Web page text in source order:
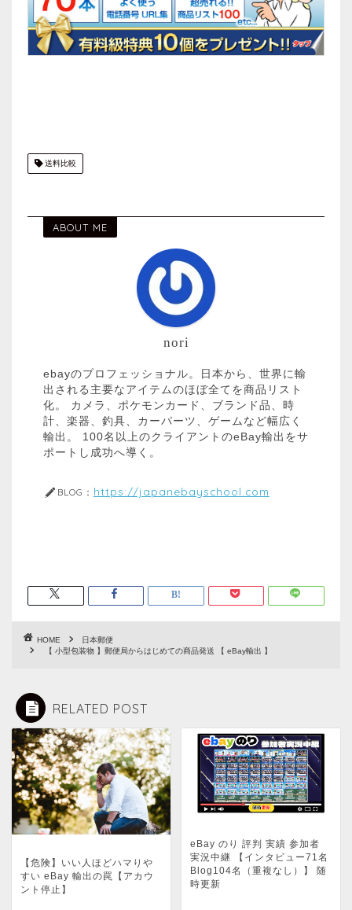
送料比較
ABOUT ME
nori
ebayのプロフェッショナル。日本から、世界に輸
出される主要なアイテムのほぼ全てを商品リスト
化。 カメラ、ポケモンカード、ブランド品、時
計、楽器、釣具、カーパーツ、ゲームなど幅広く
輸出。 100名以上のクライアントのeBay輸出をサ
ポートし成功へ導く。
BLOG： https://japanebayschool.com
HOME
日本郵便
【 小型包装物 】郵便局からはじめての商品発送 【 eBay輸出 】
RELATED POST
【危険】いい人ほどハマりや
すい eBay 輸出の罠【アカウ
ント停止】
eBay のり 評判 実績 参加者
実況中継 【インタビュー71名
Blog104名（重複なし）】 随
時更新